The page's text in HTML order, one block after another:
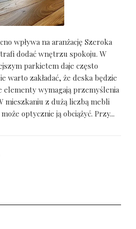
wpływa na aranżację Szeroka
dodać wnętrzu spokoju. W
parkietem daje często
warto zakładać, że deska będzie
elementy wymagają przemyślenia
mieszkaniu z dużą liczbą mebli
optycznie ją obciążyć. Przy...